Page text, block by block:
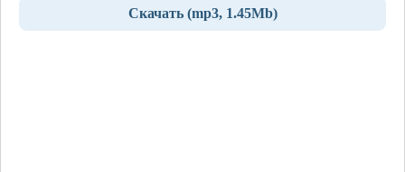
Скачать (mp3, 1.45Mb)